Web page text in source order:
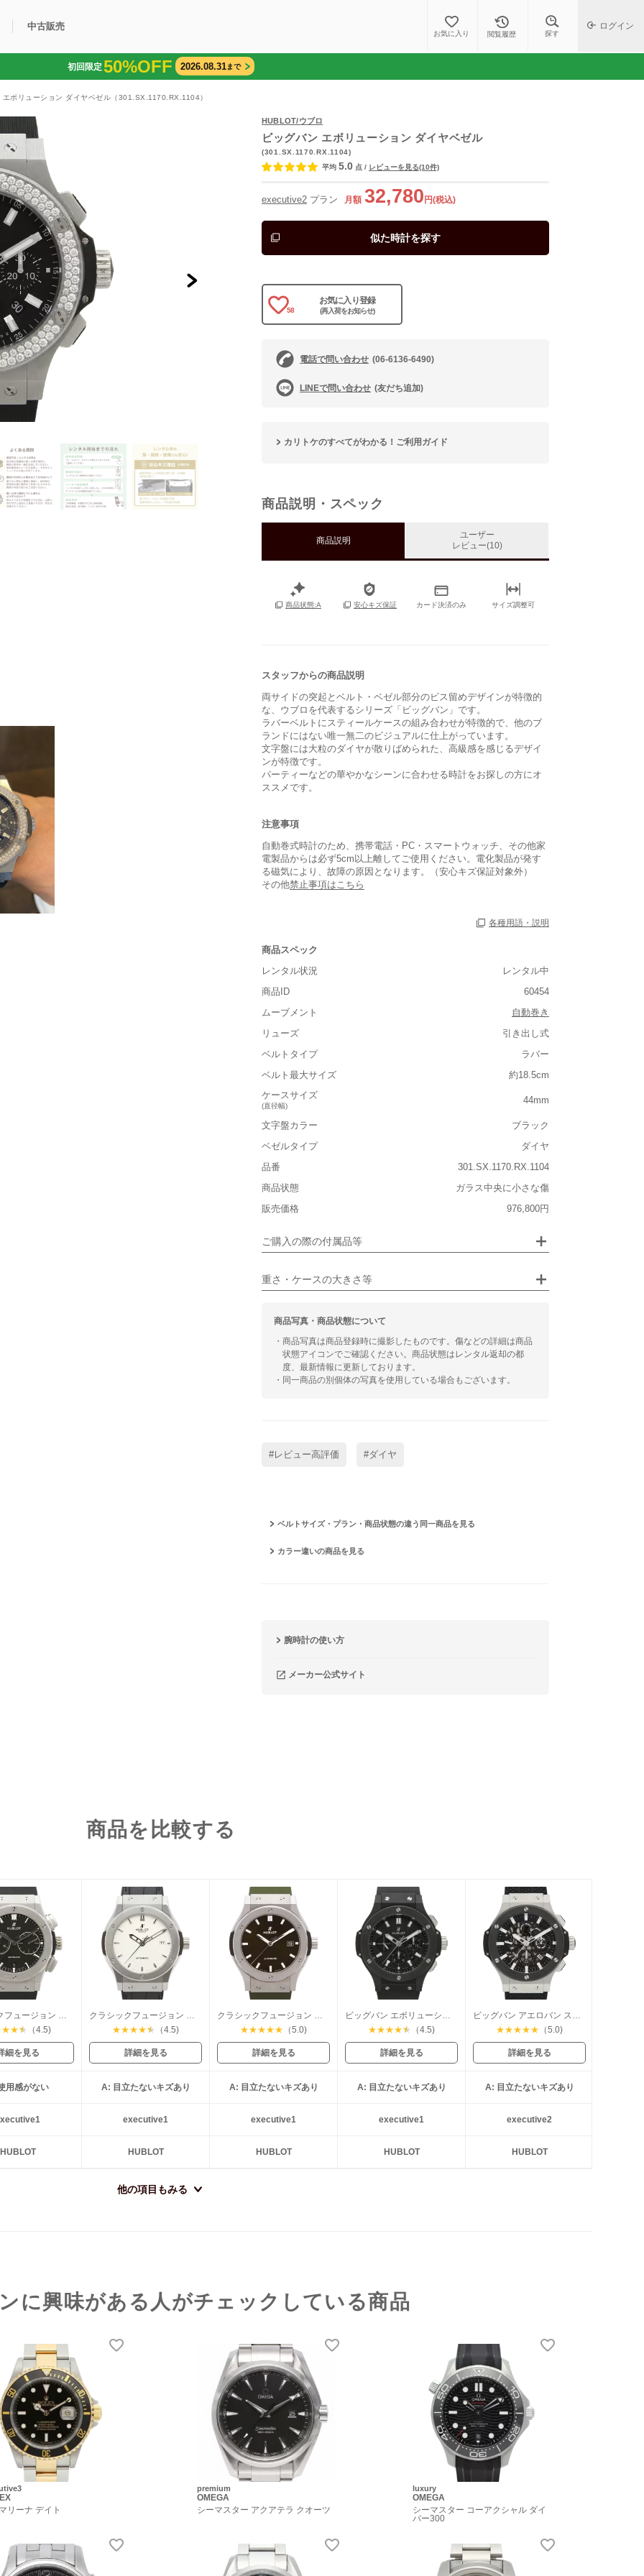
購入可能商品カリトケとは？
Q&A
中古販売
中古販売商品 ブランド一覧 中古販売について
お気に入り 閲覧履歴 探す
ログイン
初回限定50%OFF 2026.08.31まで
エボリューション ダイヤベゼル（301.SX.1170.RX.1104）
HUBLOT/ウブロ
ビッグバン エボリューション ダイヤベゼル
(301.SX.1170.RX.1104)
平均 5.0 点 / レビューを見る(10件)
executive2 プラン 月額 32,780 円(税込)
似た時計を探す
58
お気に入り登録
(再入荷をお知らせ)
電話で問い合わせ (06-6136-6490)
LINEで問い合わせ (友だち追加)
カリトケのすべてがわかる！ご利用ガイド
商品説明・スペック
商品説明
ユーザー
レビュー(10)
商品状態:A 安心キズ保証 カード決済のみ サイズ調整可
スタッフからの商品説明
両サイドの突起とベルト・ベゼル部分のビス留めデザインが特徴的
な、ウブロを代表するシリーズ「ビッグバン」です。
ラバーベルトにスティールケースの組み合わせが特徴的で、他のブ
ランドにはない唯一無二のビジュアルに仕上がっています。
文字盤には大粒のダイヤが散りばめられた、高級感を感じるデザイ
ンが特徴です。
パーティーなどの華やかなシーンに合わせる時計をお探しの方にオ
ススメです。
注意事項
自動巻式時計のため、携帯電話・PC・スマートウォッチ、その他家
電製品からは必ず5cm以上離してご使用ください。電化製品が発す
る磁気により、故障の原因となります。（安心キズ保証対象外）
その他禁止事項はこちら
各種用語・説明
商品スペック
レンタル状況
レンタル中
商品ID
60454
ムーブメント
自動巻き
リューズ
引き出し式
ベルトタイプ
ラバー
ベルト最大サイズ
約18.5cm
ケースサイズ
(直径幅)
44mm
文字盤カラー
ブラック
ベゼルタイプ
ダイヤ
品番
301.SX.1170.RX.1104
商品状態
ガラス中央に小さな傷
販売価格
976,800円
ご購入の際の付属品等
保証書
なし
箱
あり
重さ・ケースの大きさ等
■重さ(ベルト込み)
■ケースの大きさ
小さい 大きい
■装飾感
カジュアル ビジネス
商品写真・商品状態について
・商品写真は商品登録時に撮影したものです。傷などの詳細は商品
状態アイコンでご確認ください。商品状態はレンタル返却の都
度、最新情報に更新しております。
・同一商品の別個体の写真を使用している場合もございます。
#レビュー高評価 #ダイヤ
ベルトサイズ・プラン・商品状態の違う同一商品を見る
カラー違いの商品を見る
腕時計の使い方
メーカー公式サイト
商品を比較する
クラシックフュージョン クロノグラフ チタニウム
★★★ （4.5)
細を見る
クラシックフュージョン チタニウム
★★★★★ （4.5)
詳細を見る
クラシックフュージョン チタニウム
★★★★★ （5.0)
詳細を見る
ビッグバン エボリューションブラックマジック
★★★★★ （4.5)
詳細を見る
ビッグバン アエロバン スティール セラミック
★★★★★ （5.0)
詳細を見る
用感がない A: 目立たないキズあり A: 目立たないキズあり A: 目立たないキズあり A: 目立たないキズあり
executive1 executive1 executive1 executive2
HUBLOT HUBLOT HUBLOT HUBLOT HUBLOT
他の項目もみる
に興味がある人がチェックしている商品
リーナ デイト
premium
OMEGA
シーマスター アクアテラ クオーツ
luxury
OMEGA
シーマスター コーアクシャル ダイ
バー300